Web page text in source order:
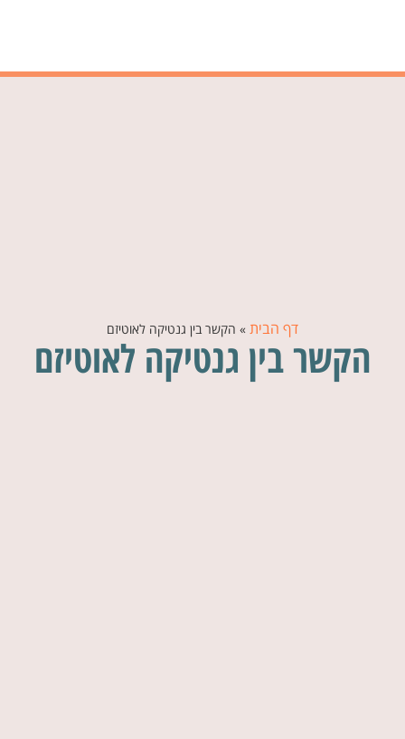
דף הבית » הקשר בין גנטיקה לאוטיזם
הקשר בין גנטיקה לאוטיזם